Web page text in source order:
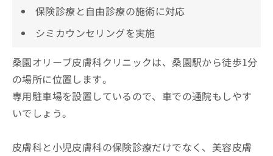
保険診療と自由診療の施術に対応
シミカウンセリングを実施
桑園オリーブ皮膚科クリニックは、桑園駅から徒歩1分
の場所に位置します。
専用駐車場を設置しているので、車での通院もしやす
いでしょう。
皮膚科と小児皮膚科の保険診療だけでなく、美容皮膚